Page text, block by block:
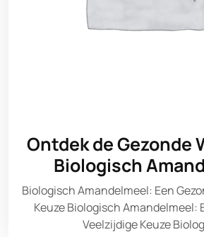
Ontdek de Gezonde
Biologisch
Biologisch Amandelmeel: Een
Keuze Biologisch Amandelmeel:
Veelzijdige Keuze